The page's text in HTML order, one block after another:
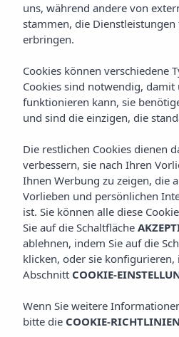
uns, während andere von
stammen, die
erbringen.
Cookies können verschiedene
Cookies sind notwendig, damit
funktionieren kann, sie
und sind die einzigen, die
Die restlichen Cookies dienen
verbessern, sie nach Ihren
Ihnen Werbung zu zeigen, die
Vorlieben und persönlichen
ist. Sie können alle diese
Sie auf die Schaltfläche
ablehnen, indem Sie auf die
klicken, oder sie konfigurieren,
Abschnitt COOKIE-
Wenn Sie weitere
bitte die COOKIE-RICHTLINIEN